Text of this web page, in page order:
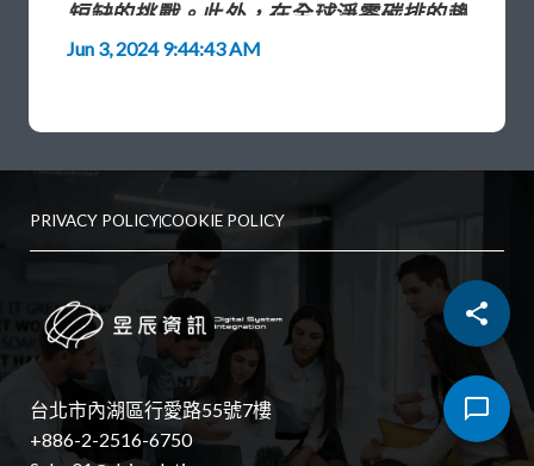
短缺的挑戰。此外，在全球淨零碳排的趨
勢下，不少大廠也開始重視供應鏈的碳足
合AI模型及演算法的硬體裝置，將可協助
業者克服痛點。
Jun 3, 2024 9:44:43 AM
PRIVACY POLICYCOOKIE POLICY
台北市內湖區行愛路55號7樓
+886-2-2516-6750